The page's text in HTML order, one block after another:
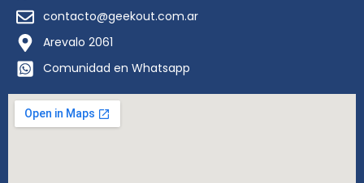
contacto@geekout.com.ar
Arevalo 2061
Comunidad en Whatsapp